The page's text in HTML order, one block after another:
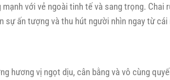
với vẻ ngoài tinh tế và sang trọng.
ấn tượng và thu hút người nhìn ngay từ cái
hương vị ngọt dịu, cân bằng và vô cùng